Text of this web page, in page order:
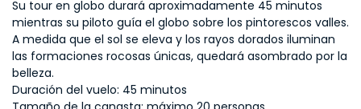
Su tour en globo durará aproximadamente 45 minutos
mientras su piloto guía el globo sobre los pintorescos valles.
A medida que el sol se eleva y los rayos dorados iluminan
las formaciones rocosas únicas, quedará asombrado por la
belleza.
Duración del vuelo: 45 minutos